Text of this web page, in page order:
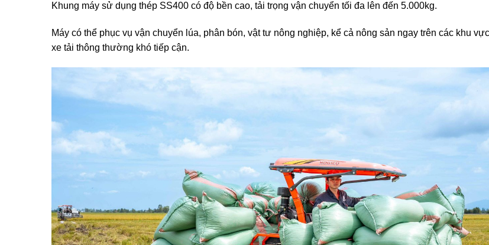
Khung máy sử dụng thép SS400 có độ bền cao, tải trọng vận chuyển tối đa lên đến 5.000kg.
Máy có thể phục vụ vận chuyển lúa, phân bón, vật tư nông nghiệp, kể cả nông sản ngay trên các khu
xe tải thông thường khó tiếp cận.